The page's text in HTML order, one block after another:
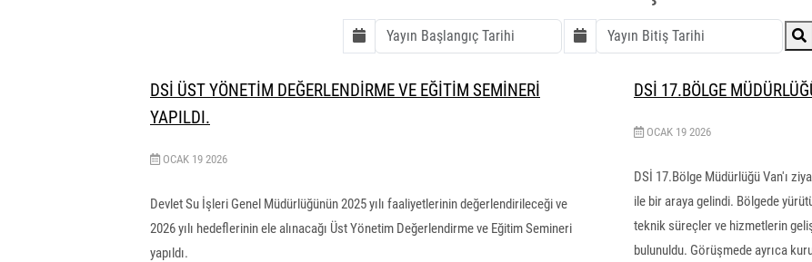
DSİ ÜST YÖNETİM DEĞERLENDİRME VE EĞİTİM SEMİNERİ
YAPILDI.
OCAK 19 2026
Devlet Su İşleri Genel Müdürlüğünün 2025 yılı faaliyetlerinin değerlendirileceği ve
2026 yılı hedeflerinin ele alınacağı Üst Yönetim Değerlendirme ve Eğitim Semineri
yapıldı.
DSİ 17.BÖLGE
OCAK 19 2026
DSİ 17.Bölge Müdürlüğü Van'ı
ile bir araya gelindi. Bölgede
teknik süreçler ve hizmetlerin
bulunuldu. Görüşmede ayrıca